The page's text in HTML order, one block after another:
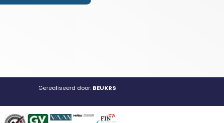
Gerealiseerd door: BEUKRS